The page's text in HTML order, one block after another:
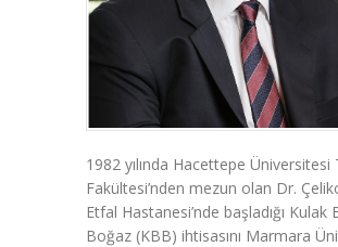
1982 yılında Hacettepe Üniversitesi
Fakültesi’nden mezun olan Dr.
Etfal Hastanesi’nde başladığı Kulak
Boğaz (KBB) ihtisasını Marmara